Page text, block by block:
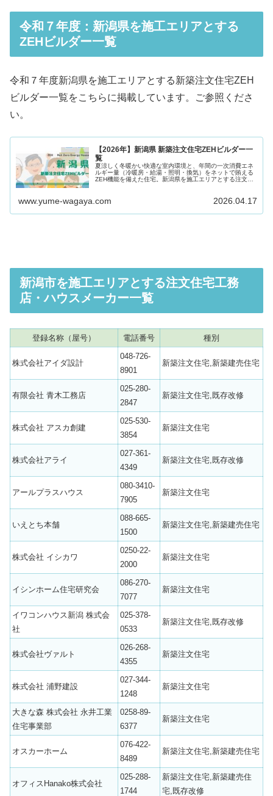
令和７年度：新潟県を施工エリアとする
ZEHビルダー一覧
令和７年度新潟県を施工エリアとする新築注文住宅ZEH
ビルダー一覧をこちらに掲載しています。ご参照くださ
い。
【2026年】新潟県 新築注文住宅ZEHビルダー一
覧
夏涼しく冬暖かい快適な室内環境と、年間の一次消費エネ
ルギー量（冷暖房・給湯・照明・換気）をネットで賄える
ZEH機能を備えた住宅。新潟県を施工エリアとする注文住
www.yume-wagaya.com 2026.04.17
新潟市を施工エリアとする注文住宅工務
店・ハウスメーカー一覧
登録名称（屋号） 電話番号 種別
株式会社アイダ設計
048-726-
8901
新築注文住宅,新築建売住宅
有限会社 青木工務店
025-280-
2847
新築注文住宅,既存改修
株式会社 アスカ創建
025-530-
3854
新築注文住宅
株式会社アライ
027-361-
4349
新築注文住宅,既存改修
アールプラスハウス
080-3410-
7905
新築注文住宅
いえとち本舗
088-665-
1500
新築注文住宅,新築建売住宅
株式会社 イシカワ
0250-22-
2000
新築注文住宅
イシンホーム住宅研究会
086-270-
7077
新築注文住宅
イワコンハウス新潟 株式会
社
025-378-
0533
新築注文住宅,既存改修
株式会社ヴァルト
026-268-
4355
新築注文住宅
株式会社 浦野建設
027-344-
1248
新築注文住宅
大きな森 株式会社 永井工業
住宅事業部
0258-89-
6377
新築注文住宅
オスカーホーム
076-422-
8489
新築注文住宅,新築建売住宅
オフィスHanako株式会社
025-288-
1744
新築注文住宅,新築建売住
宅,既存改修